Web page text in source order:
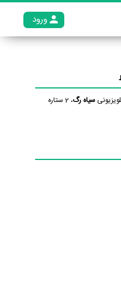
ورود
سیاه رگ
، 2 ستاره